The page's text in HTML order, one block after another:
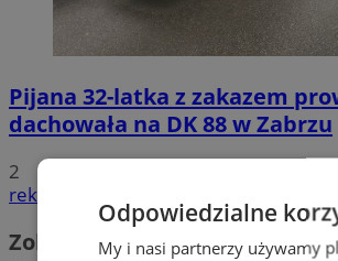
Pijana 32-latka z zakazem
dachowała na DK 88 w Zabrzu
2
reklama
Zobacz również
Odpowiedzialne
My i nasi partnerzy używamy